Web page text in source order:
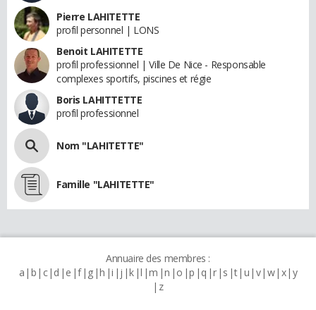
Pierre LAHITETTE
profil personnel | LONS
Benoit LAHITETTE
profil professionnel | Ville De Nice - Responsable
complexes sportifs, piscines et régie
Boris LAHITTETTE
profil professionnel
Nom "LAHITETTE"
Famille "LAHITETTE"
Annuaire des membres :
a b c d e f g h i j k l m n o p q r s t u v w x y
z